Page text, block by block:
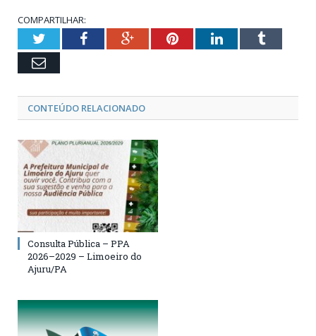
COMPARTILHAR:
TwitterFacebookGoogle+PinterestLinkedInTumblr
Email
CONTEÚDO RELACIONADO
Consulta Pública – PPA
2026–2029 – Limoeiro do
Ajuru/PA